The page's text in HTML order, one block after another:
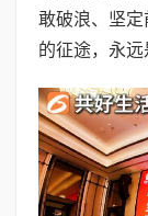
敢破浪、坚定
的征途，永远